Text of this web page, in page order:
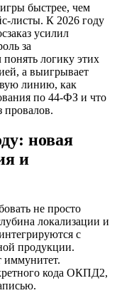
быстрее, чем
листы. К 2026 году
усилил
за
логику этих
а выигрывает
линию, как
по 44-ФЗ и что
провалов.
новая
и
не просто
локализации и
с
продукции.
иммунитет.
кода ОКПД2,